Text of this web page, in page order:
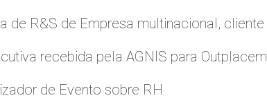
de R&S de Empresa multinacional,
recebida pela AGNIS para
de Evento sobre RH